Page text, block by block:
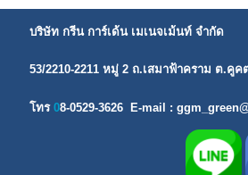
บริษัท กรีน การ์เด้น เมเนจเม้นท์ จำกัด
53/2210-2211 หมู่ 2 ถ.เสมาฟ้าคราม ต.คู
โทร 08-0529-3626 E-mail :